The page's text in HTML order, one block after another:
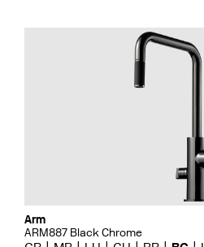
Arm
ARM887 Black Chrome